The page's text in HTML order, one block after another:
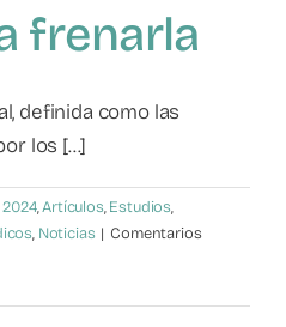
frenarla
definida como las
los [...]
2024,Artículos,Estudios,
, Noticias | Comentarios